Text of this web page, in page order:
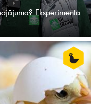
Eksperimenta